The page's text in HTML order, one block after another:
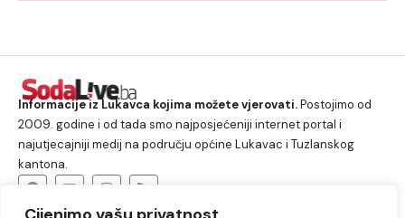
Informacije iz Lukavca kojima možete vjerovati.Postojimo od
2009. godine i od tada smo najposjećeniji internet portal i
najutjecajniji medij na području općine Lukavac i Tuzlanskog
kantona.